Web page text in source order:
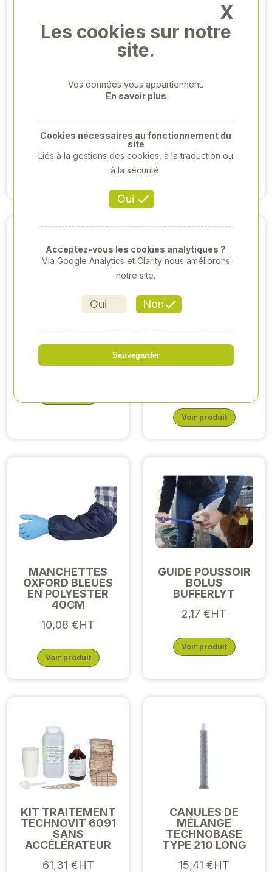
205,92 € HT
1 611,86 €HT
BROSSE ANIZEN
DOUBLE MURALE
362,36 €HT
GANTS À USAGE
UNIQUE EN
NITRILE PREMIUM
PLUS L
Voir produit
MANCHETTES
OXFORD BLEUES
EN POLYESTER
40CM
10,08 €HT
Voir produit
GUIDE POUSSOIR
BOLUS
BUFFERLYT
2,17 €HT
Voir produit
KIT TRAITEMENT
TECHNOVIT 6091
SANS
ACCÉLÉRATEUR
61,31 €HT
CANULES DE
MÉLANGE
TECHNOBASE
TYPE 210 LONG
15,41 €HT
X
Les cookies sur notre
site.
Vos données vous appartiennent.
En savoir plus
Oui
Cookies nécessaires au fonctionnement du
site
Liés à la gestions des cookies, à la traduction ou
à la sécurité.
Oui Non
Acceptez-vous les cookies analytiques ?
Via Google Analytics et Clarity nous améliorons
notre site.
Sauvegarder